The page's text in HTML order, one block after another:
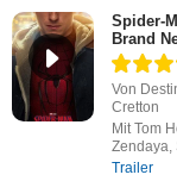
Spider-
Brand
Von
Cretton
Mit Tom
Zendaya,
Trailer